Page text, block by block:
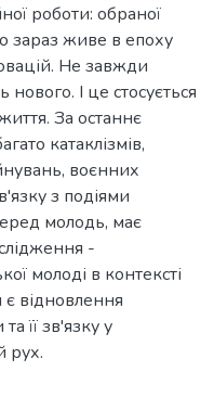
роботи: обраної
зараз живе в епоху
Не завжди
І це стосується
За останнє
катаклізмів,
воєнних
з подіями
молодь, має
-
молоді в контексті
відновлення
її зв'язку у
рух.